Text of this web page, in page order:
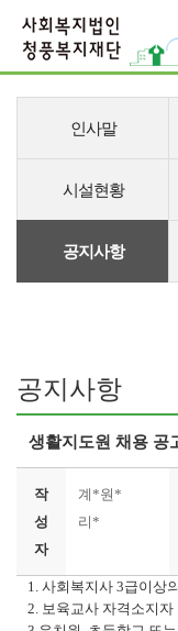
메
인사말
시설현황
공지사항
공지사항
생활지도원 채용 공
작
성
자
계*원*
리*
1. 사회복지사 3급이상
2. 보육교사 자격소지자